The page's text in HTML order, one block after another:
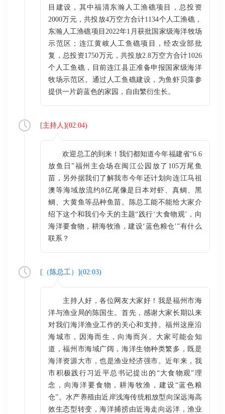
目建设，其中福清东瀚人工渔礁项目，总投资
2000万元，共投放4万空方合计1134个人工渔礁，
东瀚人工渔礁项目2022年1月获批国家级海洋牧场
示范区；连江黄岐人工鱼礁项目，经农业部批
复，总投资1750万元，共投放2.8万空方合计1026
个人工鱼礁，目前连江县正准备申报国家级海洋
牧场示范区。通过人工鱼礁建设，为鱼虾贝藻参
提供一片蔚蓝色的家园，自由繁衍生长。
[主持人](02:04)
欢迎总工的到来！我们都知道今年福建省“6.6
放鱼日”福州主会场在闽江公园放了105万尾鱼
苗，另外据我们了解我市今年还计划向连江马祖
澳等海域放流约8亿尾像是日本对虾、真鲷、黑
鲷、大黄鱼等品种鱼苗。陈总工能不能给大家介
绍下这个和我们今天的主题“践行‘大食物观’，向
海洋要食物，耕海牧渔，建设‘蓝色粮仓’”有什么
联系？
[（ 陈总工）](02:03)
主持人好，各位网友大家好！我是福州市海
洋与渔业局的陈国生。首先，感谢大家长期以来
对我们海洋渔业工作的关心和支持。福州这座沿
海城市，因海而生，向海而兴。大家可能会知
道，福州市海域广阔，海洋生物种类繁多，既是
海洋资源大市，也是渔业经济强市。近年来，我
市积极践行习近平总书记提出的“大食物观”理
念，向海洋要食物，耕海牧渔，建设“蓝色粮
仓”。水产养殖由近岸浅海传统粗放型向深远海高
效生态型转变，海洋捕捞由近海走向远洋，渔业